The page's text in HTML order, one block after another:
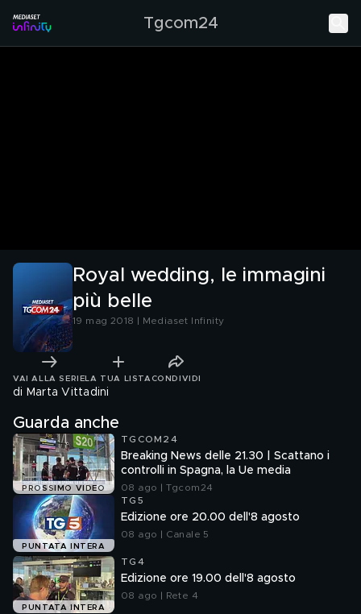
Tgcom24
Royal wedding, le immagini
più belle
19 mag 2018 | Mediaset Infinity
VAI ALLA SERIE LA TUA LISTA CONDIVIDI
di Marta Vittadini
Guarda anche
PROSSIMO VIDEO
TGCOM24
Breaking News delle 21.30 | Scattano i
controlli in Spagna, la Ue media
08 ago | Tgcom24
PUNTATA INTERA
TG5
Edizione ore 20.00 dell'8 agosto
08 ago | Canale 5
PUNTATA INTERA
TG4
Edizione ore 19.00 dell'8 agosto
08 ago | Rete 4